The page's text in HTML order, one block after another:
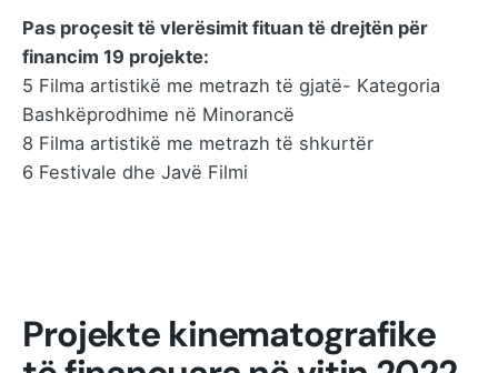
Pas proçesit të vlerësimit fituan të drejtën për
financim 19 projekte:
5 Filma artistikë me metrazh të gjatë- Kategoria
Bashkëprodhime në Minorancë
8 Filma artistikë me metrazh të shkurtër
6 Festivale dhe Javë Filmi
Projekte kinematografike